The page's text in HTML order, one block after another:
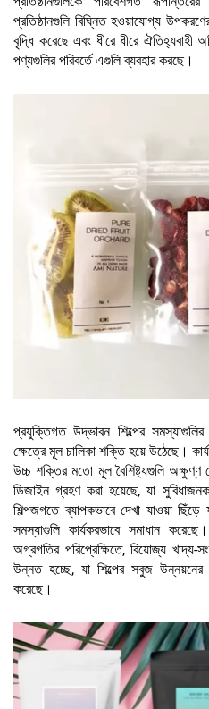
প্রতিষ্ঠানগুলি বিঘ্নিত হওয়াযোগ্য
বৃদ্ধি করেছে এবং ধীরে ধীরে ঐতিহ্যবাহী
পণ্যগুলির পরিবর্তে এগুলি ব্যবহার করছে।
প্রযুক্তিগত উদ্ভাবন শিল্পের
ক্ষেত্রে মূল চালিকা শক্তি হয়ে উঠেছে।
উচ্চ শক্তির মতো মূল বৈশিষ্ট্যগুলি
ডিজাইন গ্রহণ করা হয়েছে, যা
শিল্পজগতে ব্যাপকভাবে দেখা যাওয়া
সমস্যাগুলি কার্যকরভাবে সমাধান
অগ্রগতির পরিপ্রেক্ষিতে, বিয়োজ্য খাদ্য-
উন্নত হচ্ছে, যা শিল্পের সবুজ
করেছে।